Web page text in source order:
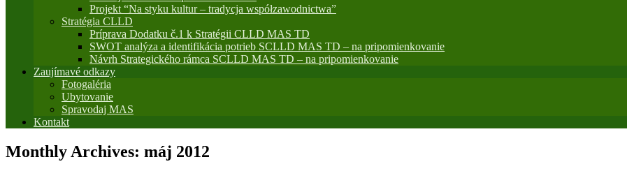
Projekt “Na styku kultur – tradycja współzawodnictwa”
Stratégia CLLD
Príprava Dodatku č.1 k Stratégii CLLD MAS TD
SWOT analýza a identifikácia potrieb SCLLD MAS TD – na pripomienkovanie
Návrh Strategického rámca SCLLD MAS TD – na pripomienkovanie
Zaujímavé odkazy
Fotogaléria
Ubytovanie
Spravodaj MAS
Kontakt
Monthly Archives: máj 2012